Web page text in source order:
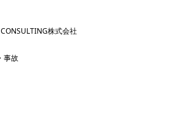
株式会社
事故